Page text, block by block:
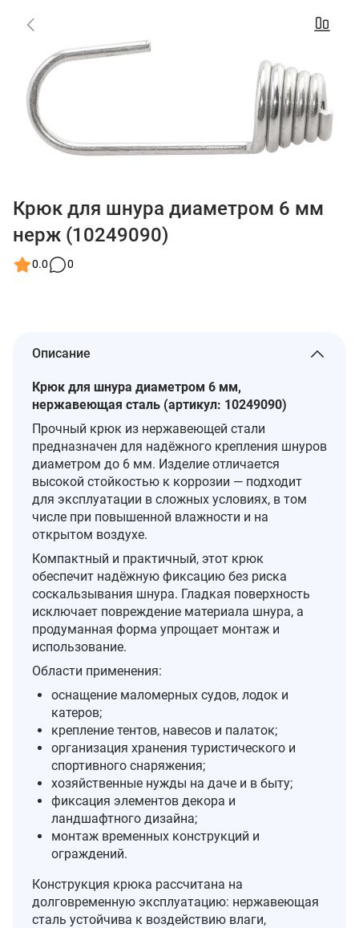
Крюк для шнура диаметром 6 мм
нерж (10249090)
0.0 0
Описание
Крюк для шнура диаметром 6 мм,
нержавеющая сталь (артикул: 10249090)
Прочный крюк из нержавеющей стали
предназначен для надёжного крепления шнуров
диаметром до 6 мм. Изделие отличается
высокой стойкостью к коррозии — подходит
для эксплуатации в сложных условиях, в том
числе при повышенной влажности и на
открытом воздухе.
Компактный и практичный, этот крюк
обеспечит надёжную фиксацию без риска
соскальзывания шнура. Гладкая поверхность
исключает повреждение материала шнура, а
продуманная форма упрощает монтаж и
использование.
Области применения:
оснащение маломерных судов, лодок и
катеров;
крепление тентов, навесов и палаток;
организация хранения туристического и
спортивного снаряжения;
хозяйственные нужды на даче и в быту;
фиксация элементов декора и
ландшафтного дизайна;
монтаж временных конструкций и
ограждений.
Конструкция крюка рассчитана на
долговременную эксплуатацию: нержавеющая
сталь устойчива к воздействию влаги,